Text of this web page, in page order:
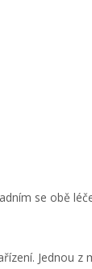
se obě
Jednou